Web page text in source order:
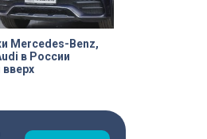
Mercedes-Benz,
в России
вверх